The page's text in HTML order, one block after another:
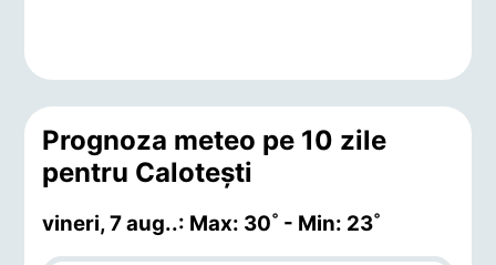
Prognoza meteo pe 10 zile
pentru Caloteşti
vineri, 7 aug..: Max: 30˚ - Min: 23˚